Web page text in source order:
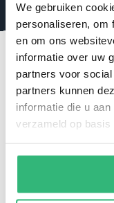
We gebruiken
personaliseren, om
en om ons
informatie over uw
partners voor
partners kunnen
informatie die u
verzameld op
Prepaid
Met prepaid
veilige en
precies de
je deze prepaid
online. Zo kun